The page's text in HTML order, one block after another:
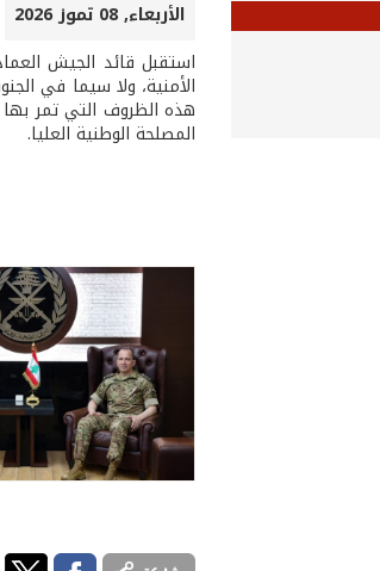
الأربعاء, 08 تموز 2026
استقبل قائد الجيش
الأمنية، ولا سيما في
هذه الظروف التي تمر بها
المصلحة الوطنية العليا.